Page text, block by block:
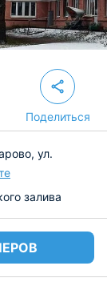
Поделиться
ул.
залива